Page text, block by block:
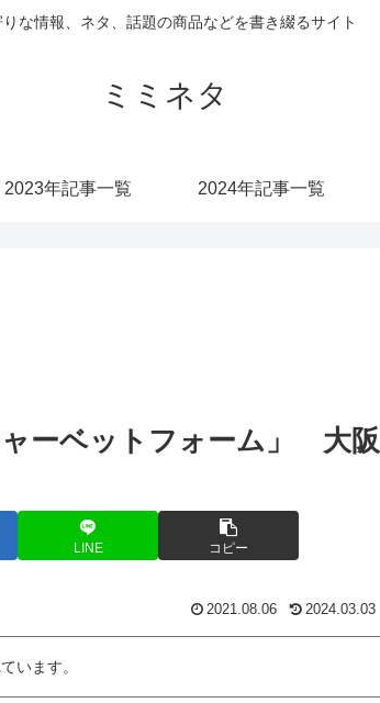
な情報、ネタ、話題の商品などを書き綴るサイト
ミミネタ
2023年記事一覧 2024年記事一覧
ャーベットフォーム」 大阪
LINE コピー
2021.08.06 2024.03.03
います。